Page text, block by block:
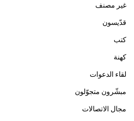
غير مصنف
قدّيسون
كتب
كهنة
لقاء الدعوات
مبشّرون متجوّلون
مجال الاتصالات